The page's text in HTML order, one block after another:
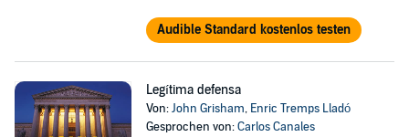
Audible Standard kostenlos testen
Legítima defensa
Von:John Grisham, Enric Tremps Lladó
Gesprochen von:Carlos Canales